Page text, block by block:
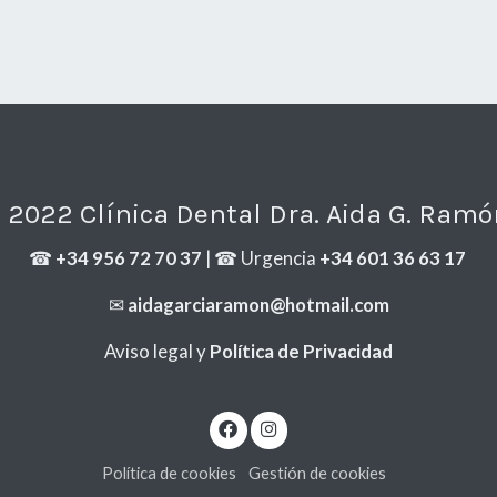
Clínica Dental Dra. Aida G.
☎ +34 956 72 70 37 | ☎ Urgencia +34 601 36 63 17
✉aidagarciaramon@hotmail.com
Aviso legal yPolítica de Privacidad
Política de cookies Gestión de cookies